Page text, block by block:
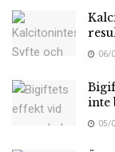
06/
inte
05/